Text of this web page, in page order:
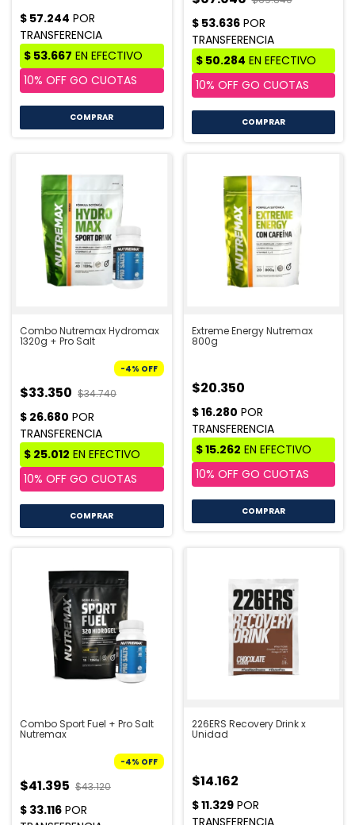
COMPRAR COMPRAR
Combo Nutremax Hydromax
1320g + Pro Salt
-4% OFF
$33.350 $34.740
COMPRAR
Extreme Energy Nutremax
800g
$20.350
Combo Sport Fuel + Pro Salt
Nutremax
-4% OFF
$41.395 $43.120
226ERS Recovery Drink x
Unidad
$14.162